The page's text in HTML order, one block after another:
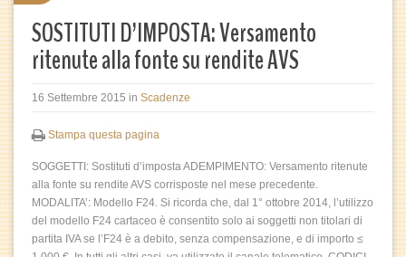
SOSTITUTI D’IMPOSTA: Versamento
ritenute alla fonte su rendite AVS
16 Settembre 2015 in Scadenze
Stampa questa pagina
SOGGETTI: Sostituti d’imposta ADEMPIMENTO: Versamento ritenute
alla fonte su rendite AVS corrisposte nel mese precedente.
MODALITA’: Modello F24. Si ricorda che, dal 1° ottobre 2014, l’utilizzo
del modello F24 cartaceo è consentito solo ai soggetti non titolari di
partita IVA se l’F24 è a debito, senza compensazione, e di importo ≤